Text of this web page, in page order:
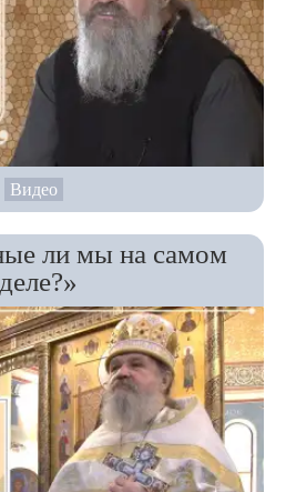
Видео
ли мы на самом
деле?»